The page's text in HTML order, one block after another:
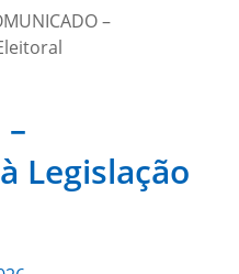
–
Legislação